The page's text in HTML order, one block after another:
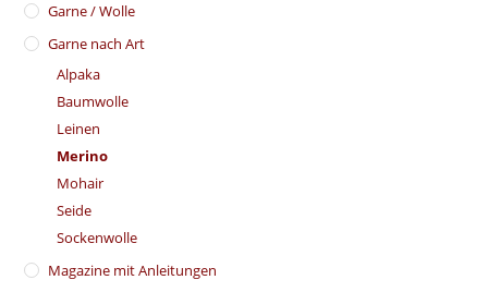
Garne / Wolle
Garne nach Art
Alpaka
Baumwolle
Leinen
Merino
Mohair
Seide
Sockenwolle
Magazine mit Anleitungen